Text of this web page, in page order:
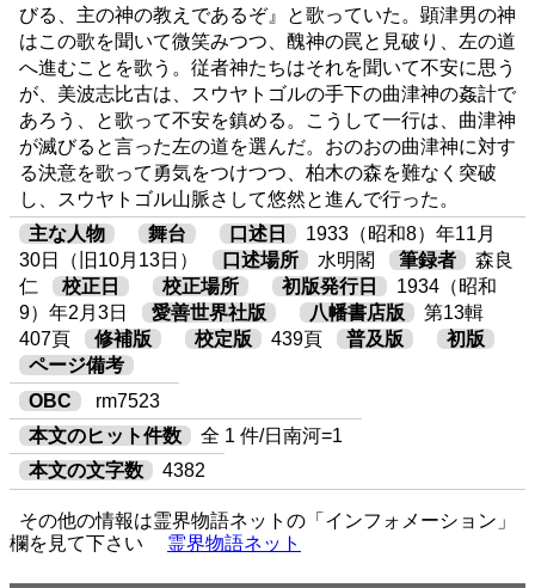
びる、主の神の教えであるぞ』と歌っていた。顕津男の神
はこの歌を聞いて微笑みつつ、醜神の罠と見破り、左の道
へ進むことを歌う。従者神たちはそれを聞いて不安に思う
が、美波志比古は、スウヤトゴルの手下の曲津神の姦計で
あろう、と歌って不安を鎮める。こうして一行は、曲津神
が滅びると言った左の道を選んだ。おのおの曲津神に対す
る決意を歌って勇気をつけつつ、柏木の森を難なく突破
し、スウヤトゴル山脈さして悠然と進んで行った。
主な人物
舞台 口述日
1933（昭和8）年11月
30日（旧10月13日）
口述場所 水明閣 筆録者
森良
仁
校正日 校正場所 初版発行日
1934（昭和
9）年2月3日
愛善世界社版 八幡書店版
第13輯
407頁
修補版 校定版 439頁 普及版
初版
ページ備考
OBC
rm7523
本文のヒット件数
全 1 件/日南河=1
本文の文字数
4382
その他の情報は霊界物語ネットの「インフォメーション」
欄を見て下さい
霊界物語ネット